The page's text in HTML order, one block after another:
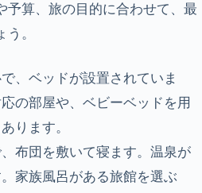
予算、旅の目的に合わせて、最
。
、ベッドが設置されていま
の部屋や、ベビーベッドを用
ります。
布団を敷いて寝ます。温泉が
家族風呂がある旅館を選ぶ